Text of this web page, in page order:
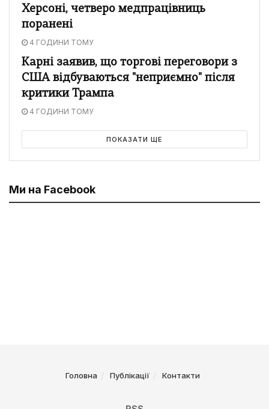
Херсоні, четверо медпрацівниць
поранені
4 ГОДИНИ ТОМУ
Карні заявив, що торгові переговори з
США відбуваються "неприємно" після
критики Трампа
4 ГОДИНИ ТОМУ
ПОКАЗАТИ ЩЕ
Ми на Facebook
Головна Публікації Контакти